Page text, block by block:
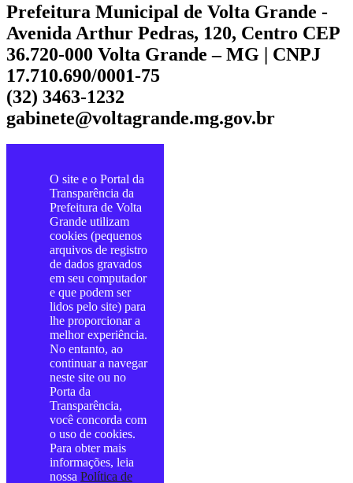
Prefeitura Municipal de Volta Grande -
Avenida Arthur Pedras, 120, Centro CEP
36.720-000 Volta Grande – MG | CNPJ
17.710.690/0001-75
(32) 3463-1232
gabinete@voltagrande.mg.gov.br
O site e o Portal da
Transparência da
Prefeitura de Volta
Grande utilizam
cookies (pequenos
arquivos de registro
de dados gravados
em seu computador
e que podem ser
lidos pelo site) para
lhe proporcionar a
melhor experiência.
No entanto, ao
continuar a navegar
neste site ou no
Porta da
Transparência,
você concorda com
o uso de cookies.
Para obter mais
informações, leia
nossa Política de